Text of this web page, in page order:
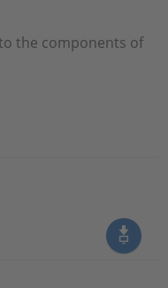
the components of